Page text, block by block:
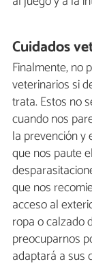
Cuidados
Finalmente, no
veterinarios si
trata. Estos no
cuando nos
la prevención y
que nos paute
que nos
acceso al
ropa o calzado
preocuparnos
adaptará a sus